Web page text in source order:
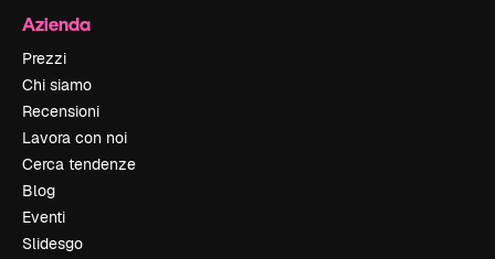
Azienda
Prezzi
Chi siamo
Recensioni
Lavora con noi
Cerca tendenze
Blog
Eventi
Slidesgo